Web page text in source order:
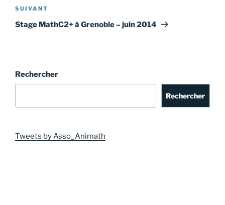
Article
suivant
SUIVANT
Stage MathC2+ à Grenoble – juin 2014
Rechercher
Rechercher
Tweets by Asso_Animath